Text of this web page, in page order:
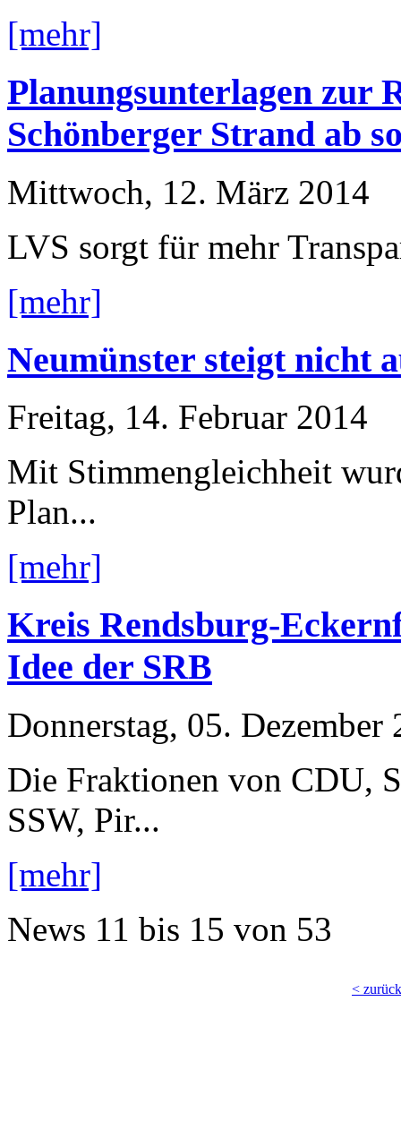
[mehr]
Planungsunterlagen zur
Schönberger Strand ab
Mittwoch, 12. März 2014
LVS sorgt für mehr
[mehr]
Neumünster steigt nicht
Freitag, 14. Februar 2014
Mit Stimmengleichheit
Plan...
[mehr]
Kreis Rendsburg-
Idee der SRB
Donnerstag, 05. Dezember
Die Fraktionen von CDU,
SSW, Pir...
[mehr]
News 11 bis 15 von 53
< zurück